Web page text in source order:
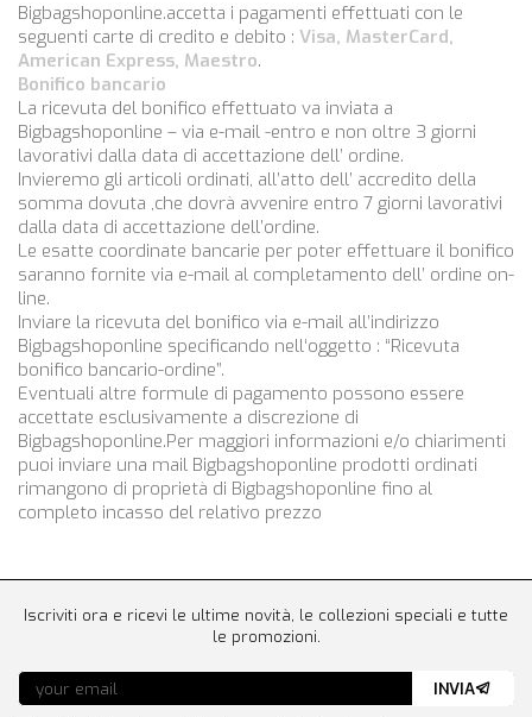
Bigbagshoponline.accetta i pagamenti effettuati con le
seguenti carte di credito e debito : Visa, MasterCard,
American Express, Maestro.
Bonifico bancario
La ricevuta del bonifico effettuato va inviata a
Bigbagshoponline – via e-mail -entro e non oltre 3 giorni
lavorativi dalla data di accettazione dell’ ordine.
Invieremo gli articoli ordinati, all’atto dell’ accredito della
somma dovuta ,che dovrà avvenire entro 7 giorni lavorativi
dalla data di accettazione dell’ordine.
Le esatte coordinate bancarie per poter effettuare il bonifico
saranno fornite via e-mail al completamento dell’ ordine on-
line.
Inviare la ricevuta del bonifico via e-mail all’indirizzo
Bigbagshoponline specificando nell‘oggetto : “Ricevuta
bonifico bancario-ordine”.
Eventuali altre formule di pagamento possono essere
accettate esclusivamente a discrezione di
Bigbagshoponline.Per maggiori informazioni e/o chiarimenti
puoi inviare una mail Bigbagshoponline prodotti ordinati
rimangono di proprietà di Bigbagshoponline fino al
completo incasso del relativo prezzo
Iscriviti ora e ricevi le ultime novità, le collezioni speciali e tutte
le promozioni.
INVIA